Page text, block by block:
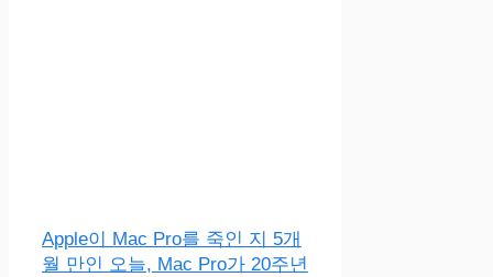
Apple이 Mac Pro를 죽인 지 5개
월 만인 오늘, Mac Pro가 20주년